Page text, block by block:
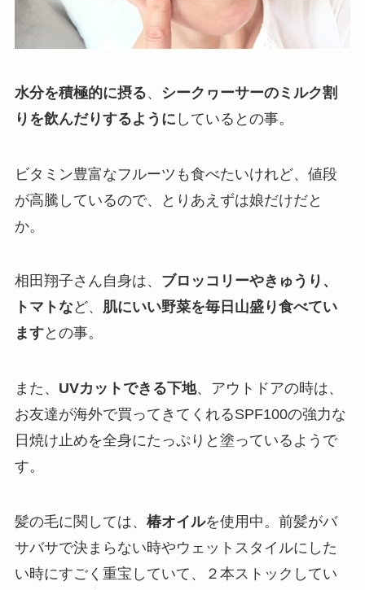
水分を積極的に摂る、
シークヮーサーのミルク割
りを飲んだりするように しているとの事。
ビタミン豊富なフルーツも食べたいけれど、値段
が高騰しているので、とりあえずは娘だけだと
か。
相田翔子さん自身は、 ブロッコリーやきゅうり、
トマトなど、 肌にいい野菜を毎日山盛り食べてい
ますとの事。
また、 UVカットできる下地、アウトドアの時は、
お友達が海外で買ってきてくれるSPF100の強力な
日焼け止めを全身にたっぷりと塗っているようで
す。
髪の毛に関しては、 椿オイルを使用中。前髪がバ
サバサで決まらない時やウェットスタイルにした
い時にすごく重宝していて、２本ストックしてい